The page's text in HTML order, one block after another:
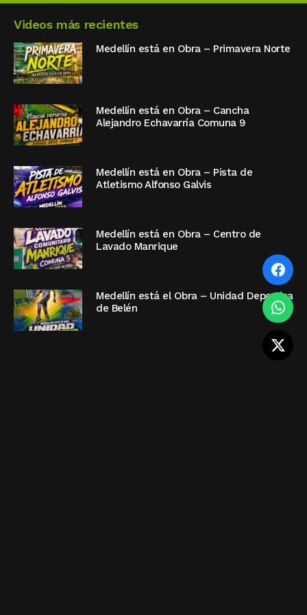
Videos más recientes
Medellín está en Obra – Primavera Norte
Medellín está en Obra – Cancha
Alejandro Echavarría Comuna 9
Medellín está en Obra – Pista de
Atletismo Alfonso Galvis
Medellín está en Obra – Centro de
Lavado Manrique
Medellín está el Obra – Unidad Deportiva
de Belén